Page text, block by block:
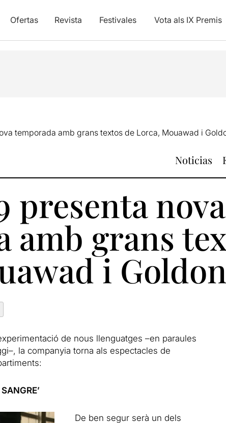
Ofertas Revista Festivales Vota als IX Premis
temporada amb grans textos de Lorca, Mouawad i
Noticias
presenta nova
amb grans
i
de nous llenguatges –en paraules
la companyia torna als espectacles de
De ben segur serà un dels